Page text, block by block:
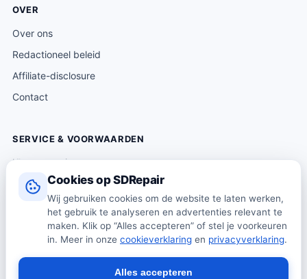
Cookies op SDRepair
Wij gebruiken cookies om de website te laten werken,
het gebruik te analyseren en advertenties relevant te
maken. Klik op “Alles accepteren” of stel je voorkeuren
in. Meer in onze cookieverklaring en privacyverklaring.
Alles accepteren
OVER
Over ons
Redactioneel beleid
Affiliate-disclosure
Contact
SERVICE & VOORWAARDEN
Klantenservice
Verzending & levering
Retourneren
Algemene voorwaarden